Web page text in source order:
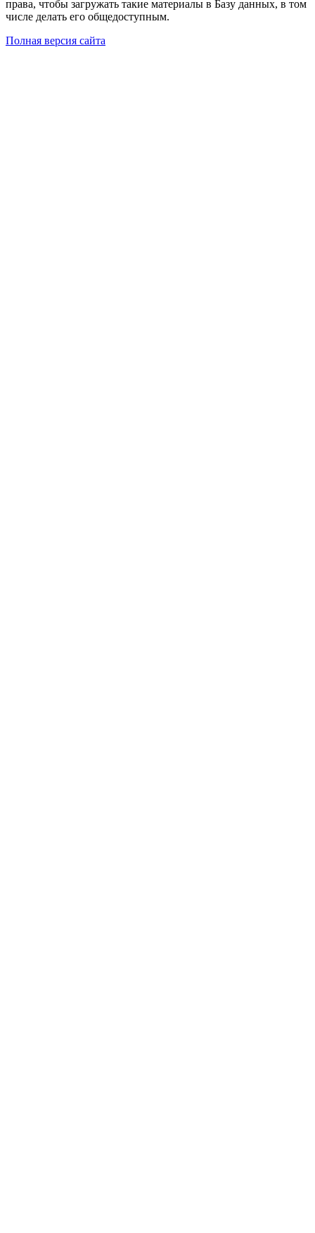
права, чтобы загружать такие материалы в Базу данных, в том
числе делать его общедоступным.
Полная версия сайта